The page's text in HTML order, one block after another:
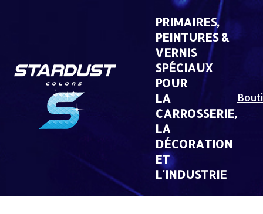
PRIMAIRES,
PEINTURES &
VERNIS
SPÉCIAUX
POUR
LA
CARROSSERIE,
LA
DÉCORATION
ET
L'INDUSTRIE